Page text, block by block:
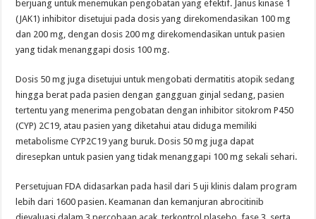
berjuang untuk menemukan pengobatan yang efektif. Janus kinase 1
(JAK1) inhibitor disetujui pada dosis yang direkomendasikan 100 mg
dan 200 mg, dengan dosis 200 mg direkomendasikan untuk pasien
yang tidak menanggapi dosis 100 mg.
Dosis 50 mg juga disetujui untuk mengobati dermatitis atopik sedang
hingga berat pada pasien dengan gangguan ginjal sedang, pasien
tertentu yang menerima pengobatan dengan inhibitor sitokrom P450
(CYP) 2C19, atau pasien yang diketahui atau diduga memiliki
metabolisme CYP2C19 yang buruk. Dosis 50 mg juga dapat
diresepkan untuk pasien yang tidak menanggapi 100 mg sekali sehari.
Persetujuan FDA didasarkan pada hasil dari 5 uji klinis dalam program
lebih dari 1600 pasien. Keamanan dan kemanjuran abrocitinib